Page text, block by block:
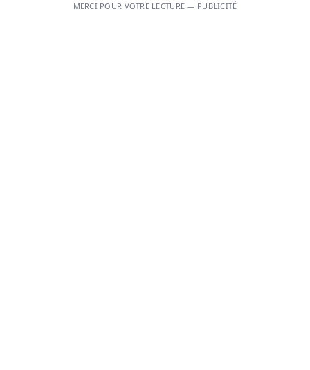
MERCI POUR VOTRE LECTURE — PUBLICITÉ